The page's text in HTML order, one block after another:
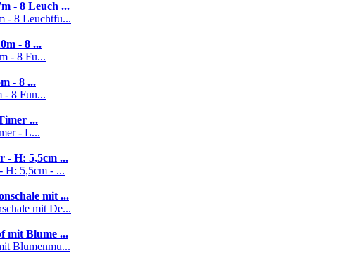
- 8 Leuch ...
- 8 ...
- 8 ...
...
- H: 5,5cm ...
mit ...
mit Blume ...